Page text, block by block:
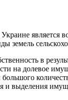
является
земель
в
на долевое